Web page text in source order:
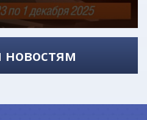
новостям